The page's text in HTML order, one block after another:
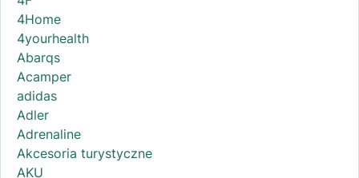
4Home
4yourhealth
Abarqs
Acamper
adidas
Adler
Adrenaline
Akcesoria turystyczne
AKU